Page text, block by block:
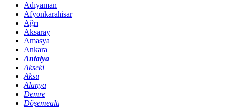
Adıyaman
Afyonkarahisar
Ağrı
Aksaray
Amasya
Ankara
Antalya
Akseki
Aksu
Alanya
Demre
Döşemealtı